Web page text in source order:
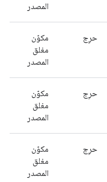
المصدر
حرِج
مكوّن
مغلق
المصدر
حرِج
مكوّن
مغلق
المصدر
حرِج
مكوّن
مغلق
المصدر